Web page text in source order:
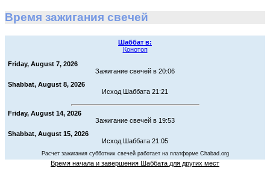
Время зажигания свечей
Шаббат в:
Конотоп
Friday, August 7, 2026
Зажигание свечей в 20:06
Shabbat, August 8, 2026
Исход Шаббата 21:21
Friday, August 14, 2026
Зажигание свечей в 19:53
Shabbat, August 15, 2026
Исход Шаббата 21:05
Расчет зажигания субботних свечей работает на платформе Chabad.org
Время начала и завершения Шаббата для других мест